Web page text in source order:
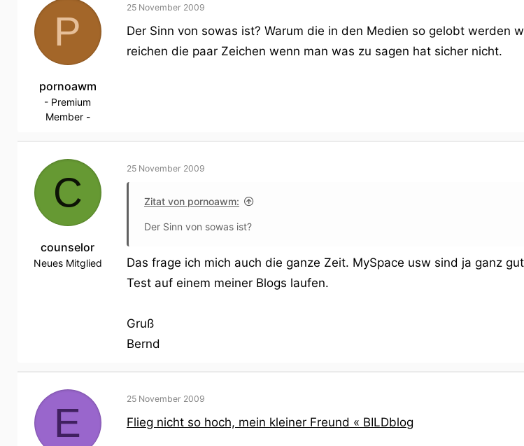
P
pornoawm
- Premium
Member -
25 November 2009
Der Sinn von sowas ist? Warum die in den Medien so gelobt werden
reichen die paar Zeichen wenn man was zu sagen hat sicher nicht.
C
counselor
Neues Mitglied
25 November 2009
Zitat von pornoawm:
Der Sinn von sowas ist?
Das frage ich mich auch die ganze Zeit. MySpace usw sind ja ganz
Test auf einem meiner Blogs laufen.
Gruß
Bernd
E
25 November 2009
Flieg nicht so hoch, mein kleiner Freund « BILDblog